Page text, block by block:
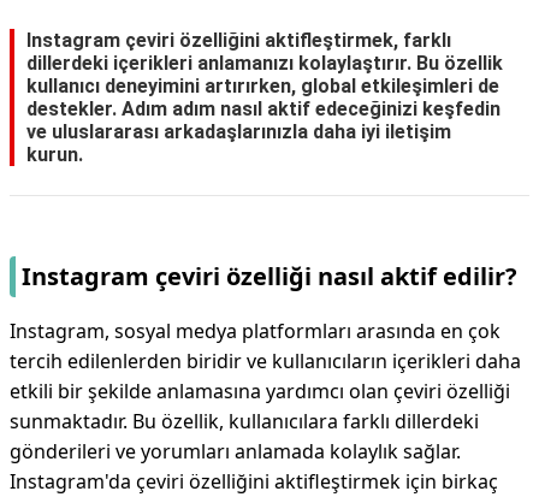
Instagram çeviri özelliğini aktifleştirmek, farklı
dillerdeki içerikleri anlamanızı kolaylaştırır. Bu özellik
kullanıcı deneyimini artırırken, global etkileşimleri de
destekler. Adım adım nasıl aktif edeceğinizi keşfedin
ve uluslararası arkadaşlarınızla daha iyi iletişim
kurun.
Instagram çeviri özelliği nasıl aktif edilir?
Instagram, sosyal medya platformları arasında en çok
tercih edilenlerden biridir ve kullanıcıların içerikleri daha
etkili bir şekilde anlamasına yardımcı olan çeviri özelliği
sunmaktadır. Bu özellik, kullanıcılara farklı dillerdeki
gönderileri ve yorumları anlamada kolaylık sağlar.
Instagram'da çeviri özelliğini aktifleştirmek için birkaç